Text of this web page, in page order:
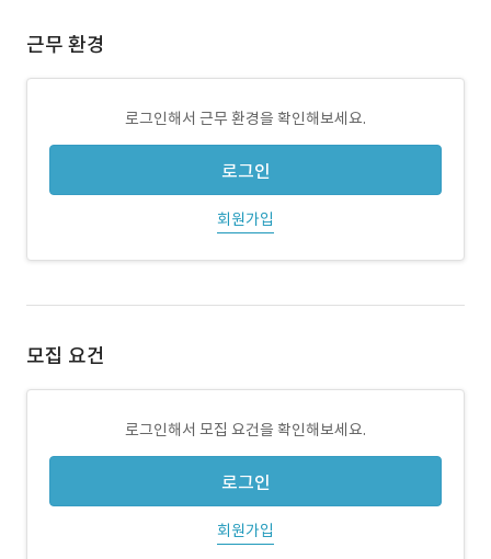
근무 환경
로그인해서 근무 환경을 확인해보세요.
로그인
회원가입
모집 요건
로그인해서 모집 요건을 확인해보세요.
로그인
회원가입